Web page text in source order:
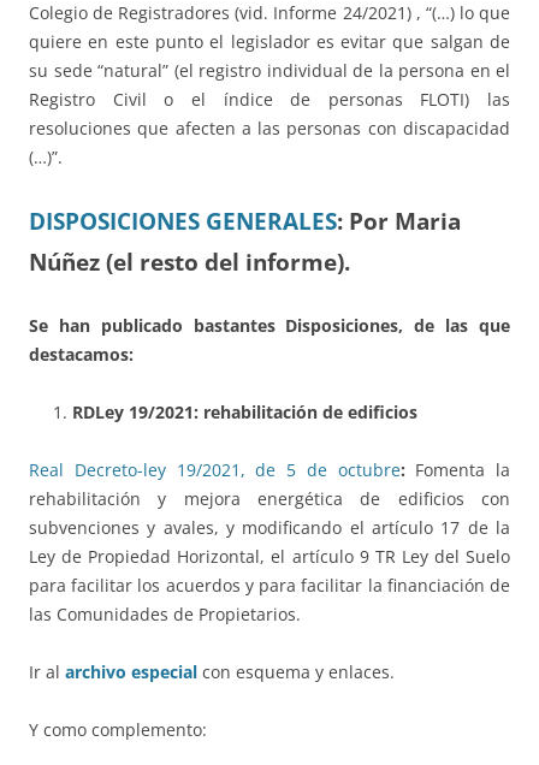
Colegio de Registradores (vid. Informe 24/2021) , “(…) lo que
quiere en este punto el legislador es evitar que salgan de
su sede “natural” (el registro individual de la persona en el
Registro Civil o el índice de personas FLOTI) las
resoluciones que afecten a las personas con discapacidad
(…)”.
DISPOSICIONES GENERALES: Por Maria
Núñez (el resto del informe).
Se han publicado bastantes Disposiciones, de las que
destacamos:
RDLey 19/2021: rehabilitación de edificios
Real Decreto-ley 19/2021, de 5 de octubre: Fomenta la
rehabilitación y mejora energética de edificios con
subvenciones y avales, y modificando el artículo 17 de la
Ley de Propiedad Horizontal, el artículo 9 TR Ley del Suelo
para facilitar los acuerdos y para facilitar la financiación de
las Comunidades de Propietarios.
Ir al archivo especial con esquema y enlaces.
Y como complemento: